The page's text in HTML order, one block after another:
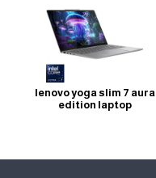
lenovo yoga slim 7 aura
edition laptop